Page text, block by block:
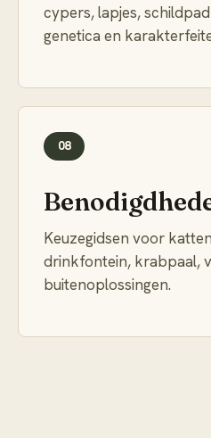
cypers, lapjes,
genetica en
08
Keuzegidsen voor
drinkfontein, krabpaal,
buitenoplossingen.